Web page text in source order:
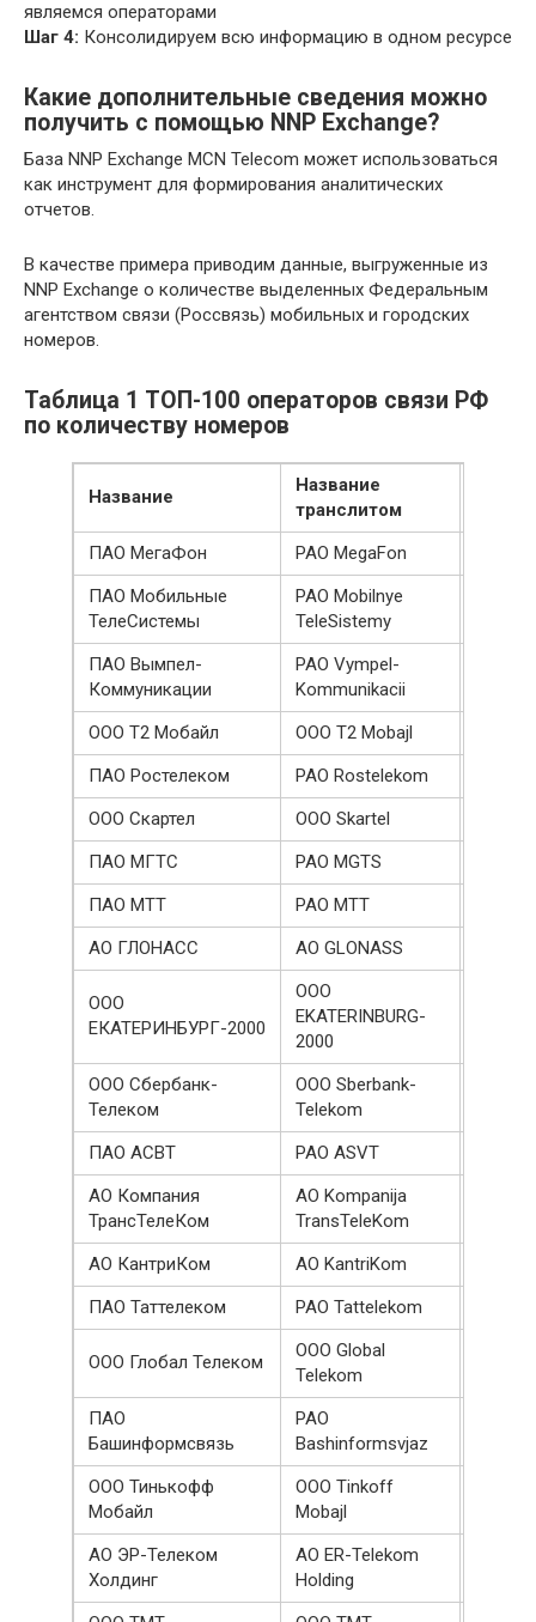
являемся операторами
Шаг 4: Консолидируем всю информацию в одном ресурсе
Какие дополнительные сведения можно
получить с помощью NNP Exchange?
База NNP Exchange MCN Telecom может использоваться
как инструмент для формирования аналитических
отчетов.
В качестве примера приводим данные, выгруженные из
NNP Exchange о количестве выделенных Федеральным
агентством связи (Россвязь) мобильных и городских
номеров.
Таблица 1 ТОП-100 операторов связи РФ
по количеству номеров
Название
Название
транслитом
ПАО МегаФон
PAO MegaFon
ПАО Мобильные
ТелеСистемы
PAO Mobilnye
TeleSistemy
ПАО Вымпел-
Коммуникации
PAO Vympel-
Kommunikacii
ООО Т2 Мобайл OOO T2 Mobajl
ПАО Ростелеком
PAO Rostelekom
ООО Скартел
OOO Skartel
ПАО МГТС
PAO MGTS
ПАО МТТ
PAO MTT
АО ГЛОНАСС
AO GLONASS
ООО
ЕКАТЕРИНБУРГ-2000
OOO
EKATERINBURG-
2000
ООО Сбербанк-
Телеком
OOO Sberbank-
Telekom
ПАО АСВТ PAO ASVT
АО Компания
ТрансТелеКом
AO Kompanija
TransTeleKom
АО КантриКом AO KantriKom
ПАО Таттелеком
PAO Tattelekom
ООО Глобал Телеком
OOO Global
Telekom
ПАО
Башинформсвязь
PAO
Bashinformsvjaz
ООО Тинькофф
Мобайл
OOO Tinkoff
Mobajl
АО ЭР-Телеком
Холдинг
AO ER-Telekom
Holding